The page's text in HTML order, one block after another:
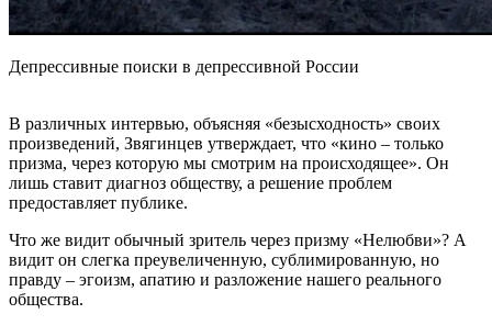
Депрессивные поиски в депрессивной России
В различных интервью, объясняя «безысходность» своих
произведений, Звягинцев утверждает, что «кино – только
призма, через которую мы смотрим на происходящее». Он
лишь ставит диагноз обществу, а решение проблем
предоставляет публике.
Что же видит обычный зритель через призму «Нелюбви»? А
видит он слегка преувеличенную, сублимированную, но
правду – эгоизм, апатию и разложение нашего реального
общества.